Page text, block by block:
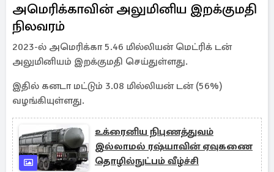
அமெரிக்காவின் அலுமினிய இறக்குமதி
நிலவரம்
2023-ல் அமெரிக்கா 5.46 மில்லியன் மெட்ரிக் டன்
அலுமினியம் இறக்குமதி செய்துள்ளது.
இதில் கனடா மட்டும் 3.08 மில்லியன் டன் (56%)
வழங்கியுள்ளது.
உக்ரைனிய நிபுணத்துவம்
இல்லாமல் ரஷ்யாவின் ஏவுகணை
தொழில்நுட்பம் வீழ்ச்சி